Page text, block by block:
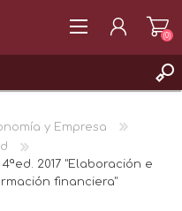
(0)
y Empresa
2017 "Elaboración e
financiera"